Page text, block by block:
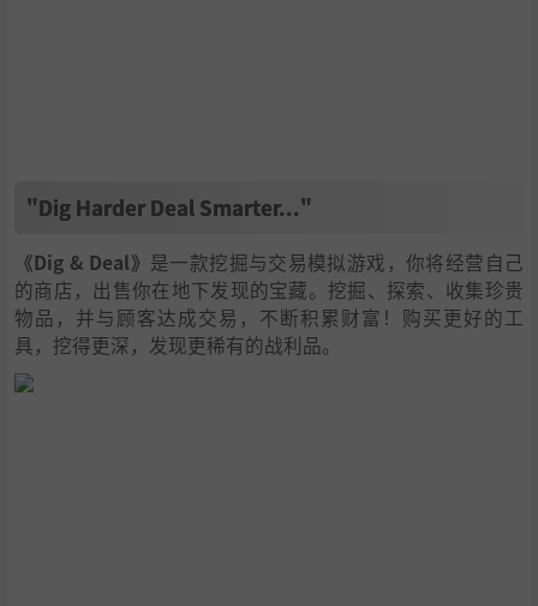
"Dig Harder Deal Smarter..."
《Dig & Deal》 是一款挖掘与交易模拟游戏，你将经营自己
的商店，出售你在地下发现的宝藏。挖掘、探索、收集珍贵
物品，并与顾客达成交易，不断积累财富！购买更好的工
具，挖得更深，发现更稀有的战利品。